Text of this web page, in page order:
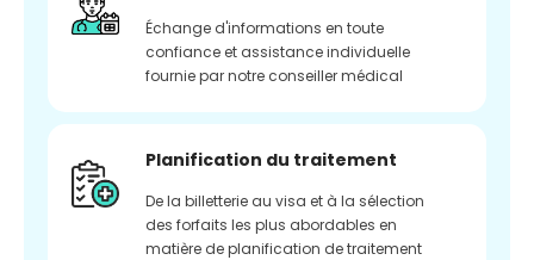
Échange d'informations en toute
confiance et assistance individuelle
fournie par notre conseiller médical
Planification du traitement
De la billetterie au visa et à la sélection
des forfaits les plus abordables en
matière de planification de traitement